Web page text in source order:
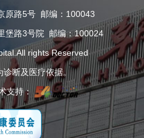
原路5号 邮编：100043
堡路3号院 邮编：100024
rights Reserved
诊断及医疗依据。
支持：